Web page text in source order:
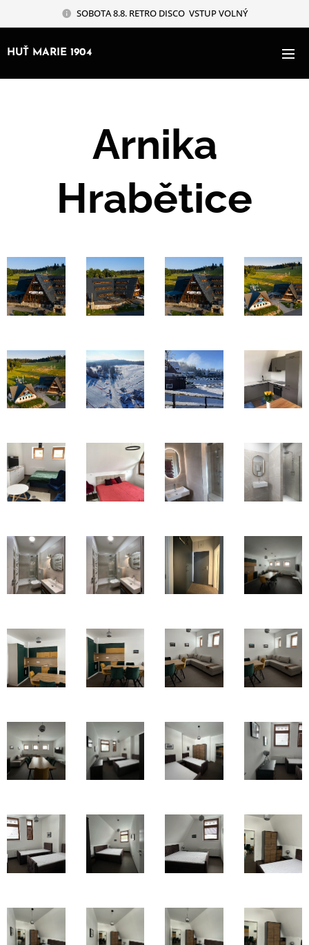
SOBOTA 8.8. RETRO DISCO VSTUP VOLNÝ
HUŤ MARIE 1904
Arnika
Hrabětice